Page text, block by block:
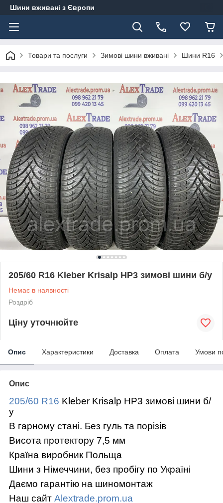
Шини вживані з Європи
Товари та послуги Зимові шини вживані Шини R16
205/60 R16 Kleber Krisalp HP3 зимові шини б/у
Немає в наявності
Роздріб
Ціну уточнюйте
Опис Характеристики Доставка Оплата Умови
Опис
205/60 R16 Kleber Krisalp HP3 зимові шини б/
у
В гарному стані. Без гуль та порізів
Висота протектору 7,5 мм
Країна виробник Польща
Шини з Німеччини, без пробігу по Україні
Даємо гарантію на шиномонтаж
Наш сайт Alextrade.prom.ua